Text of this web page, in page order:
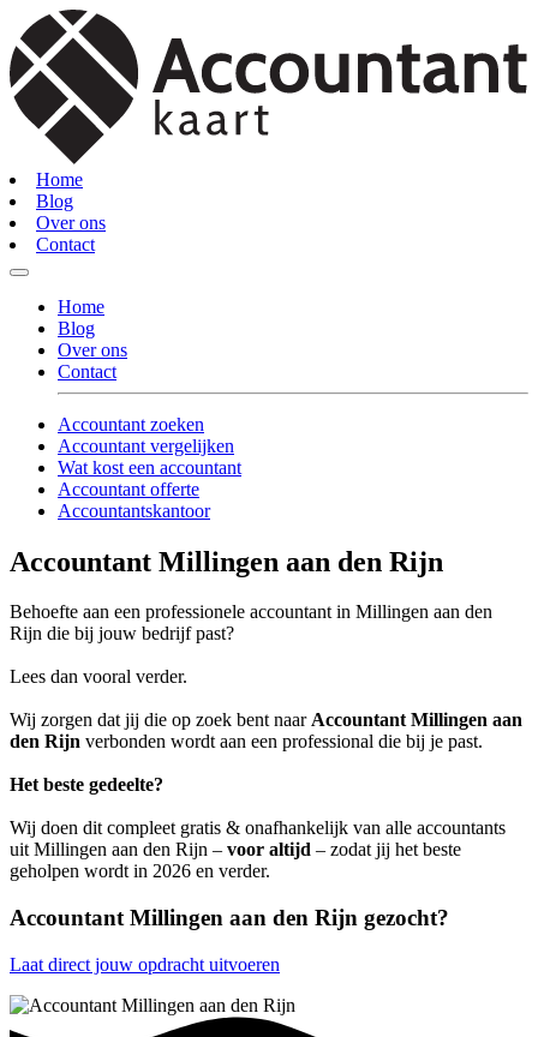
Home
Blog
Over ons
Contact
Home
Blog
Over ons
Contact
Accountant zoeken
Accountant vergelijken
Wat kost een accountant
Accountant offerte
Accountantskantoor
Accountant Millingen aan den Rijn
Behoefte aan een professionele accountant in Millingen aan den
Rijn die bij jouw bedrijf past?
Lees dan vooral verder.
Wij zorgen dat jij die op zoek bent naarAccountant Millingen aan
den Rijn verbonden wordt aan een professional die bij je past.
Het beste gedeelte?
Wij doen dit compleet gratis & onafhankelijk van alle accountants
uit Millingen aan den Rijn – voor altijd – zodat jij het beste
geholpen wordt in 2026 en verder.
Accountant Millingen aan den Rijn gezocht?
Laat direct jouw opdracht uitvoeren